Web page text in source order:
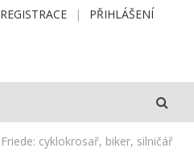
REGISTRACE PŘIHLÁŠENÍ
Friede: cyklokrosař, biker, silničář